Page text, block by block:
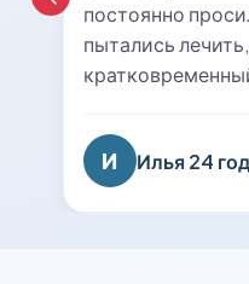
постоянно
пытались
центра
подтолкнула
прохождении
И Илья 24